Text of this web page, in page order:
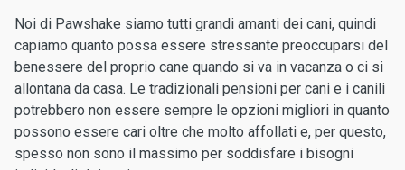
Noi di Pawshake siamo tutti grandi amanti dei cani, quindi
capiamo quanto possa essere stressante preoccuparsi del
benessere del proprio cane quando si va in vacanza o ci si
allontana da casa. Le tradizionali pensioni per cani e i canili
potrebbero non essere sempre le opzioni migliori in quanto
possono essere cari oltre che molto affollati e, per questo,
spesso non sono il massimo per soddisfare i bisogni